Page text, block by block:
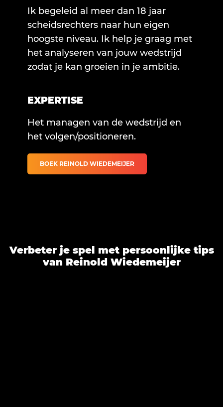
Ik begeleid al meer dan 18 jaar
scheidsrechters naar hun eigen
hoogste niveau. Ik help je graag met
het analyseren van jouw wedstrijd
zodat je kan groeien in je ambitie.
EXPERTISE
Het managen van de wedstrijd en
het volgen/positioneren.
BOEK REINOLD WIEDEMEIJER
Verbeter je spel met persoonlijke tips
van Reinold Wiedemeijer